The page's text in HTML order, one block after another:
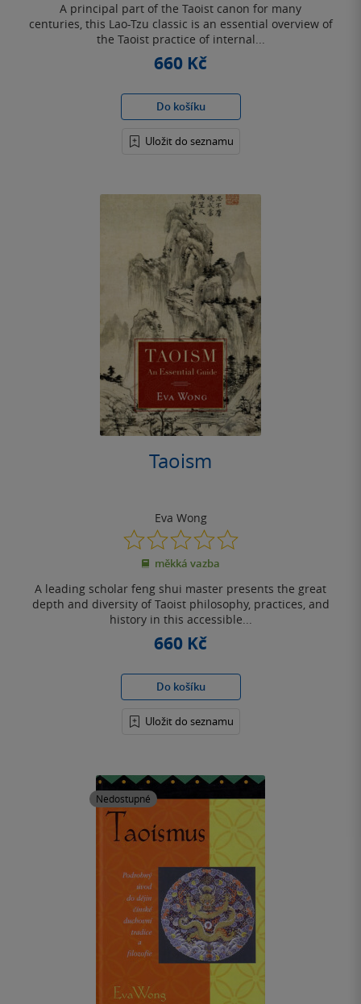
A principal part of the Taoist canon for many
centuries, this Lao-Tzu classic is an essential overview of
the Taoist practice of internal...
660 Kč
Do košíku
Uložit do seznamu
Taoism
Eva Wong
0.0
z
5
měkká vazba
A leading scholar feng shui master presents the great
depth and diversity of Taoist philosophy, practices, and
history in this accessible...
660 Kč
Do košíku
Uložit do seznamu
Nedostupné